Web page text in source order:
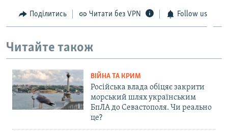
Поділитись Читати без VPN Follow us
Читайте також
ВІЙНА ТА КРИМ
Російська влада обіцяє закрити
морський шлях українським
БпЛА до Севастополя. Чи реально
це?